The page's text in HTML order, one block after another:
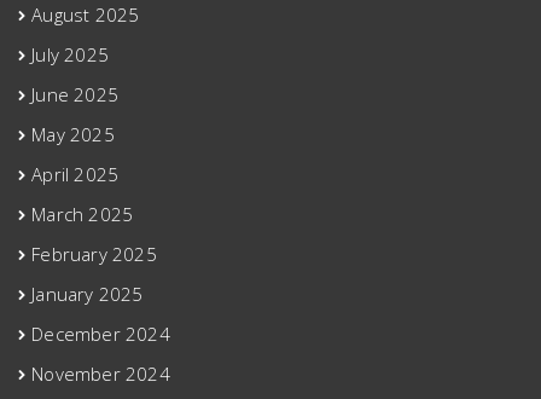
August 2025
July 2025
June 2025
May 2025
April 2025
March 2025
February 2025
January 2025
December 2024
November 2024